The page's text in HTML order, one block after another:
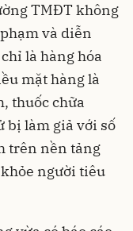
TMĐT không
và diễn
là hàng hóa
mặt hàng là
thuốc chữa
bị làm giả với số
trên nền tảng
người tiêu